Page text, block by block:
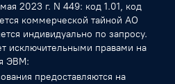
2023 г. N 449: код 1.01, код
коммерческой тайной АО
индивидуально по запросу.
исключительными правами на
ЭВМ:
предоставляются на